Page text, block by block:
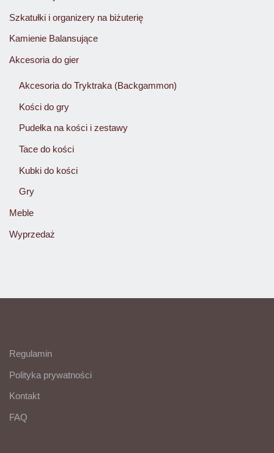
Szkatułki i organizery na biżuterię
Kamienie Balansujące
Akcesoria do gier
Akcesoria do Tryktraka (Backgammon)
Kości do gry
Pudełka na kości i zestawy
Tace do kości
Kubki do kości
Gry
Meble
Wyprzedaż
Regulamin
Polityka prywatności
Kontakt
FAQ